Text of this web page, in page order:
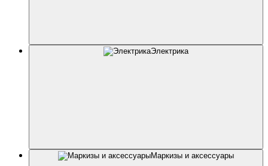
Электрика
Маркизы и аксессуары